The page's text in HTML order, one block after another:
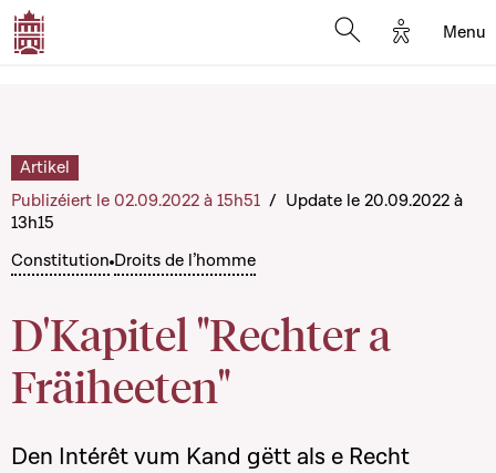
Options
Menu
Constitution Droits de l’homme
D'Kapitel "Rechter a
Fräiheeten"
Artikel
Publizéiert le 02.09.2022 à 15h51 / Update le 20.09.2022 à
13h15
Den Intérêt vum Kand gëtt als e Recht